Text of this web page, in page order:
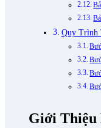
Quy Trình
Giới Thiệu